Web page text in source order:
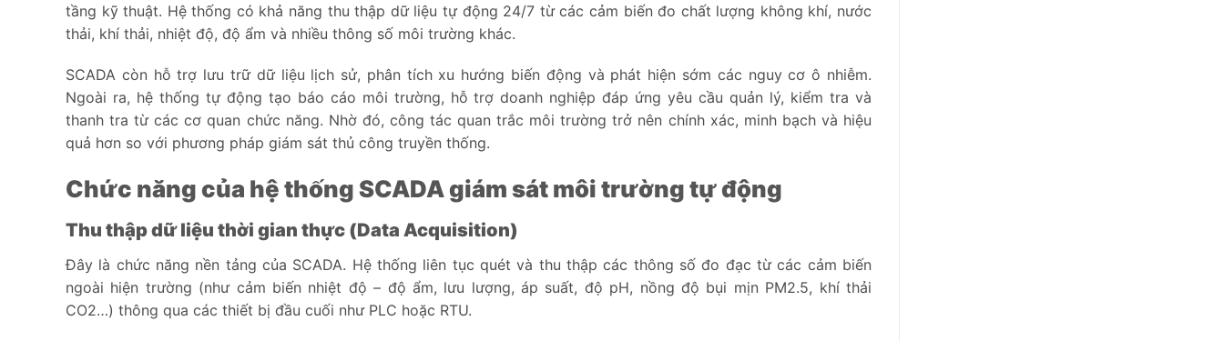
tầng kỹ thuật. Hệ thống có khả năng thu thập dữ liệu tự động 24/7 từ các cảm biến đo chất lượng không khí, nước
thải, khí thải, nhiệt độ, độ ẩm và nhiều thông số môi trường khác.
SCADA còn hỗ trợ lưu trữ dữ liệu lịch sử, phân tích xu hướng biến động và phát hiện sớm các nguy cơ ô nhiễm.
Ngoài ra, hệ thống tự động tạo báo cáo môi trường, hỗ trợ doanh nghiệp đáp ứng yêu cầu quản lý, kiểm tra và
thanh tra từ các cơ quan chức năng. Nhờ đó, công tác quan trắc môi trường trở nên chính xác, minh bạch và hiệu
quả hơn so với phương pháp giám sát thủ công truyền thống.
Chức năng của hệ thống SCADA giám sát môi trường tự động
Thu thập dữ liệu thời gian thực (Data Acquisition)
Đây là chức năng nền tảng của SCADA. Hệ thống liên tục quét và thu thập các thông số đo đạc từ các cảm biến
ngoài hiện trường (như cảm biến nhiệt độ – độ ẩm, lưu lượng, áp suất, độ pH, nồng độ bụi mịn PM2.5, khí thải
CO2…) thông qua các thiết bị đầu cuối như PLC hoặc RTU.